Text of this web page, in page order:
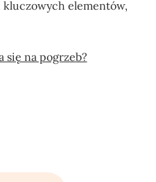
elementów,
się na pogrzeb?